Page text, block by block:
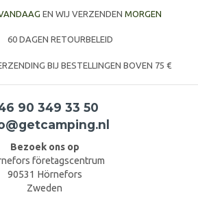
EN WIJ VERZENDEN MORGEN
60 DAGEN RETOURBELEID
BIJ BESTELLINGEN BOVEN 75 €
90 349 33 50
Bezoek ons op
företagscentrum
90531 Hörnefors
Zweden